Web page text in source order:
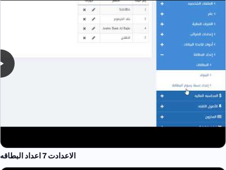
الاعدادت 7 اعداد البطاقه